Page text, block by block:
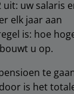
uw salaris
elk jaar aan
is: hoe
u op.
te
is het